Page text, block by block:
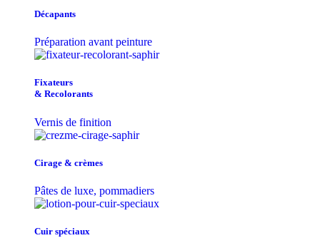
Décapants
Préparation avant peinture
Fixateurs
& Recolorants
Vernis de finition
Cirage & crèmes
Pâtes de luxe, pommadiers
Cuir spéciaux